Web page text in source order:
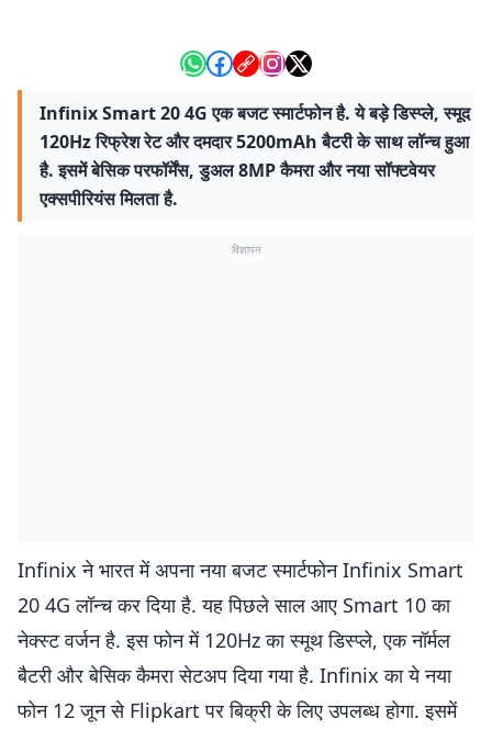
Infinix Smart 20 4G एक बजट स्मार्टफोन है. ये बड़े डिस्प्ले, स्मूद
120Hz रिफ्रेश रेट और दमदार 5200mAh बैटरी के साथ लॉन्च हुआ
है. इसमें बेसिक परफॉर्मेंस, डुअल 8MP कैमरा और नया सॉफ्टवेयर
एक्सपीरियंस मिलता है.
विज्ञापन
Infinix ने भारत में अपना नया बजट स्मार्टफोन Infinix Smart
20 4G लॉन्च कर दिया है. यह पिछले साल आए Smart 10 का
नेक्स्ट वर्जन है. इस फोन में 120Hz का स्मूथ डिस्प्ले, एक नॉर्मल
बैटरी और बेसिक कैमरा सेटअप दिया गया है. Infinix का ये नया
फोन 12 जून से Flipkart पर बिक्री के लिए उपलब्ध होगा. इसमें